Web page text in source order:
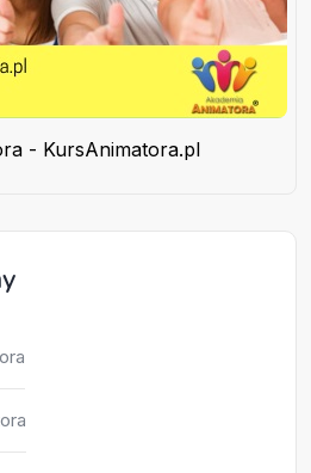
- KursAnimatora.pl